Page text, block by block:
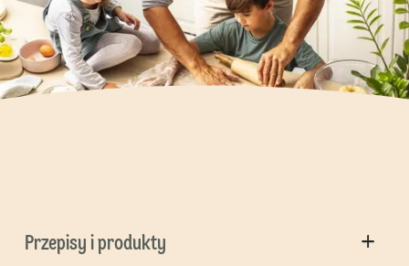
Przepisy i produkty